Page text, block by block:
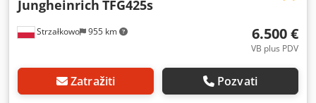
Strzałkowo 955 km
Jungheinrich TFG425s
6.500 €
VB plus PDV
Zatražiti Pozvati